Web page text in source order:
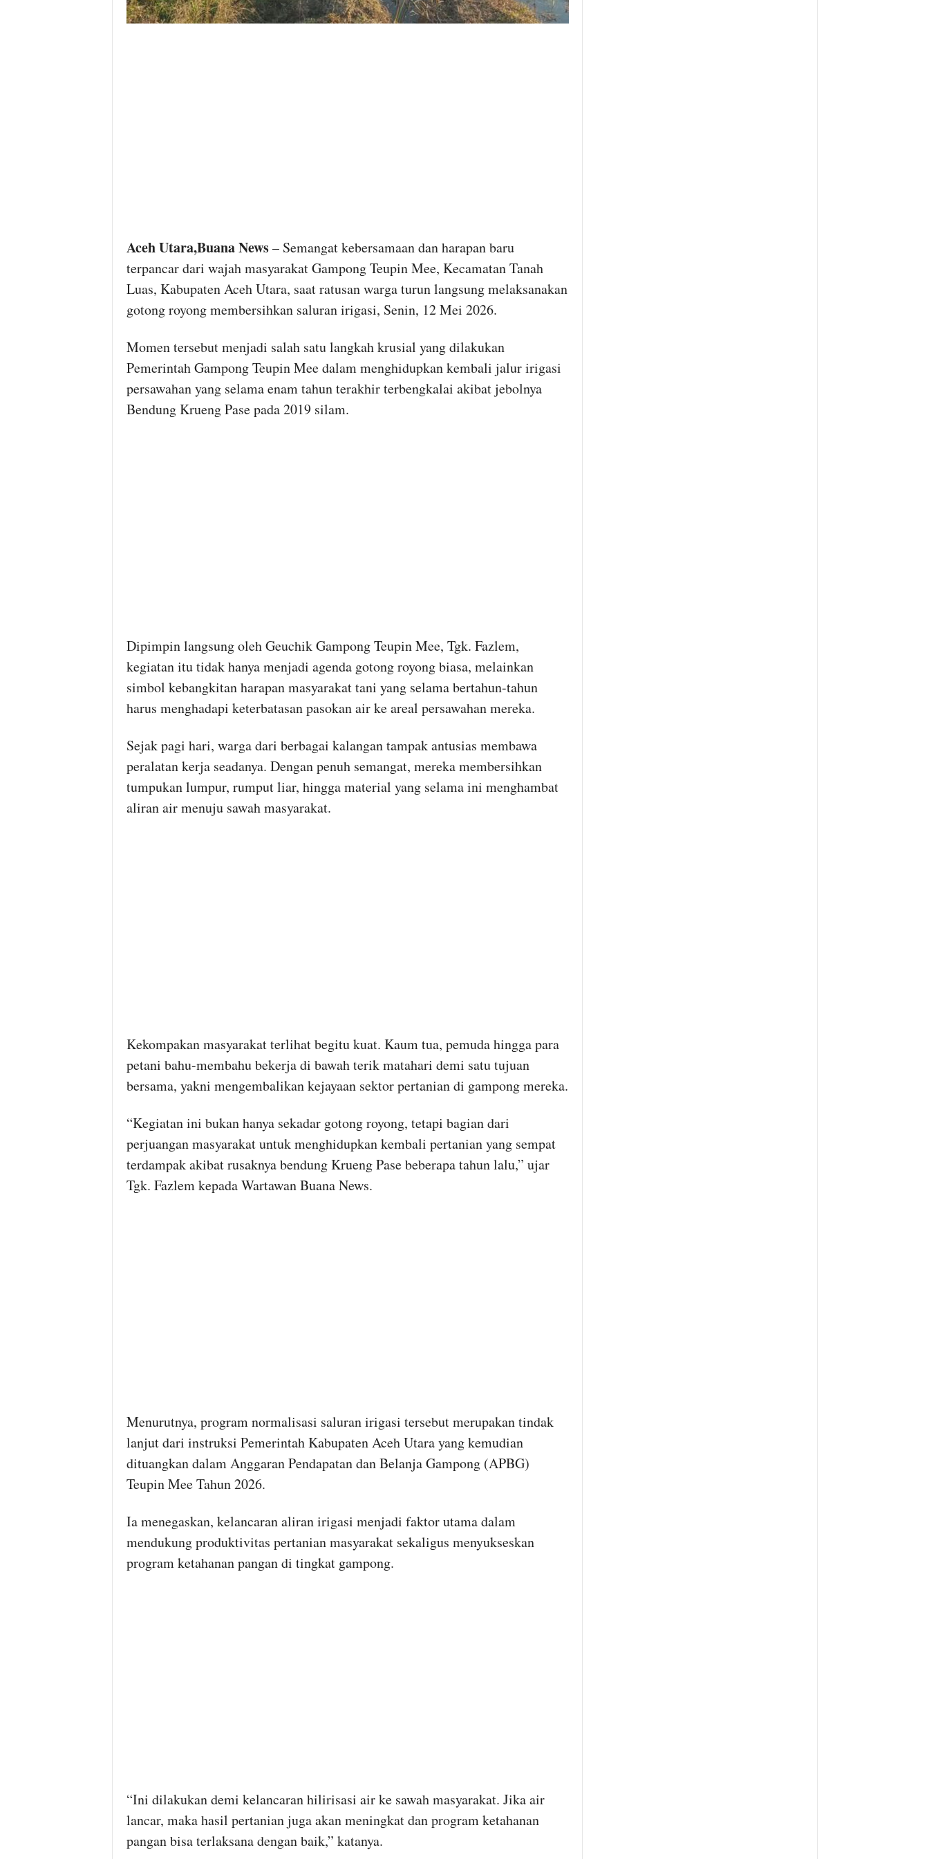
Aceh Utara,Buana News– Semangat kebersamaan dan harapan baru
terpancar dari wajah masyarakat Gampong Teupin Mee, Kecamatan Tanah
Luas, Kabupaten Aceh Utara, saat ratusan warga turun langsung melaksanakan
gotong royong membersihkan saluran irigasi, Senin, 12 Mei 2026.
Momen tersebut menjadi salah satu langkah krusial yang dilakukan
Pemerintah Gampong Teupin Mee dalam menghidupkan kembali jalur irigasi
persawahan yang selama enam tahun terakhir terbengkalai akibat jebolnya
Bendung Krueng Pase pada 2019 silam.
Dipimpin langsung oleh Geuchik Gampong Teupin Mee, Tgk. Fazlem,
kegiatan itu tidak hanya menjadi agenda gotong royong biasa, melainkan
simbol kebangkitan harapan masyarakat tani yang selama bertahun-tahun
harus menghadapi keterbatasan pasokan air ke areal persawahan mereka.
Sejak pagi hari, warga dari berbagai kalangan tampak antusias membawa
peralatan kerja seadanya. Dengan penuh semangat, mereka membersihkan
tumpukan lumpur, rumput liar, hingga material yang selama ini menghambat
aliran air menuju sawah masyarakat.
Kekompakan masyarakat terlihat begitu kuat. Kaum tua, pemuda hingga para
petani bahu-membahu bekerja di bawah terik matahari demi satu tujuan
bersama, yakni mengembalikan kejayaan sektor pertanian di gampong mereka.
“Kegiatan ini bukan hanya sekadar gotong royong, tetapi bagian dari
perjuangan masyarakat untuk menghidupkan kembali pertanian yang sempat
terdampak akibat rusaknya bendung Krueng Pase beberapa tahun lalu,” ujar
Tgk. Fazlem kepada Wartawan Buana News.
Menurutnya, program normalisasi saluran irigasi tersebut merupakan tindak
lanjut dari instruksi Pemerintah Kabupaten Aceh Utara yang kemudian
dituangkan dalam Anggaran Pendapatan dan Belanja Gampong (APBG)
Teupin Mee Tahun 2026.
Ia menegaskan, kelancaran aliran irigasi menjadi faktor utama dalam
mendukung produktivitas pertanian masyarakat sekaligus menyukseskan
program ketahanan pangan di tingkat gampong.
“Ini dilakukan demi kelancaran hilirisasi air ke sawah masyarakat. Jika air
lancar, maka hasil pertanian juga akan meningkat dan program ketahanan
pangan bisa terlaksana dengan baik,” katanya.